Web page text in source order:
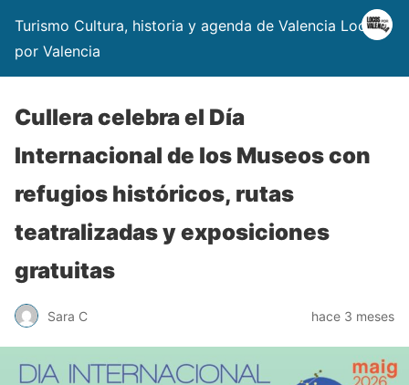
Turismo Cultura, historia y agenda de Valencia Locos
por Valencia
Cullera celebra el Día
Internacional de los Museos con
refugios históricos, rutas
teatralizadas y exposiciones
gratuitas
Sara C hace 3 meses